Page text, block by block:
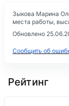
Зыкова Марина
места работы,
Обновлено
Сообщить об
Рейтинг